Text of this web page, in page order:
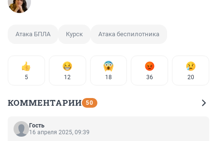
Атака БПЛА Курск Атака беспилотника
5 12 18 36 20
КОММЕНТАРИИ 50
Гость
16 апреля 2025, 09:39